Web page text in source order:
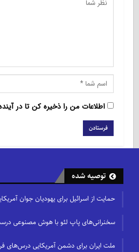
اطلاعات من را ذخیره کن تا در
توصیه شده
حمایت از اسرائیل برای یهودیان جوان
سخنرانی‌های پاپ لئو با هوش مصنوعی
ملت ایران برای دشمن آمریکایی درس‌های